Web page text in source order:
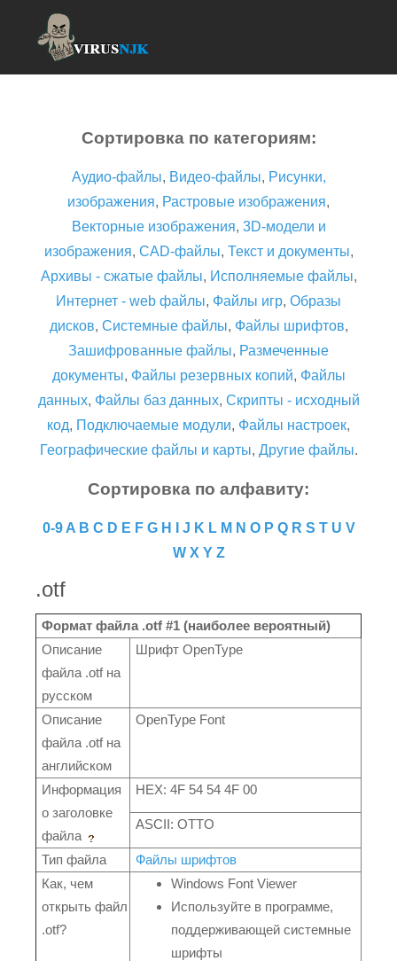
Сортировка по категориям:
Аудио-файлы, Видео-файлы, Рисунки,
изображения, Растровые изображения,
Векторные изображения, 3D-модели и
изображения, CAD-файлы, Текст и документы,
Архивы - сжатые файлы, Исполняемые файлы,
Интернет - web файлы, Файлы игр, Образы
дисков, Системные файлы, Файлы шрифтов,
Зашифрованные файлы, Размеченные
документы, Файлы резервных копий, Файлы
данных, Файлы баз данных, Скрипты - исходный
код, Подключаемые модули, Файлы настроек,
Географические файлы и карты, Другие файлы.
Сортировка по алфавиту:
0-9 A B C D E F G H J K L M N O P Q R S T U V
W X Y Z
.otf
Формат файла .otf #1 (наиболее вероятный)
Описание
файла .otf на
русском
Шрифт OpenType
Описание
файла .otf на
английском
OpenType Font
Информация
о заголовке
файла
HEX: 4F 54 54 4F 00
ASCII: OTTO
Тип файла
Файлы шрифтов
Как, чем
открыть файл
.otf?
Windows Font Viewer
Используйте в программе,
поддерживающей системные
шрифты